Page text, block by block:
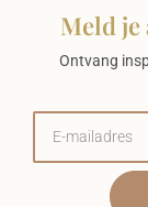
Meld je
Ontvang